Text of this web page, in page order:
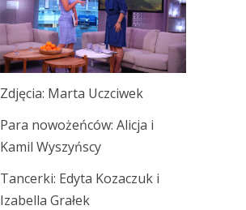
Zdjęcia: Marta Uczciwek
Para nowożeńców: Alicja i
Kamil Wyszyńscy
Tancerki: Edyta Kozaczuk i
Izabella Grałek